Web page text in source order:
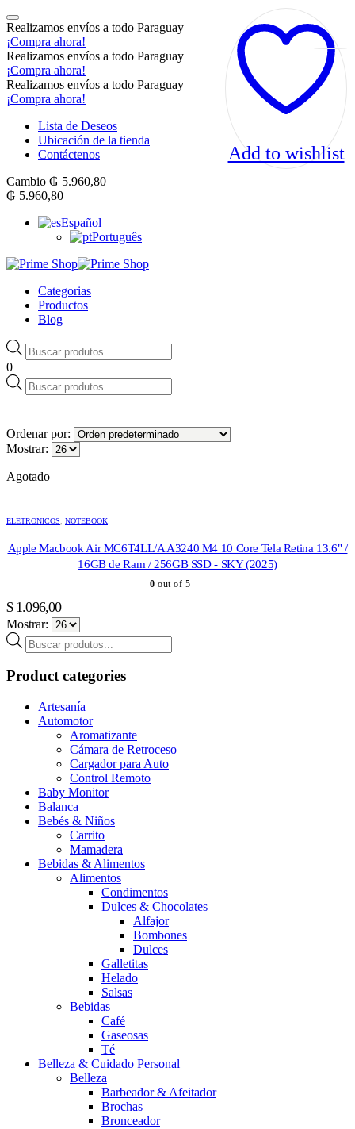
Realizamos envíos a todo Paraguay
¡Compra ahora!
Realizamos envíos a todo Paraguay
¡Compra ahora!
Realizamos envíos a todo Paraguay
¡Compra ahora!
Lista de Deseos
Ubicación de la tienda
Contáctenos
Cambio ₲ 5.960,80
₲ 5.960,80
Español
Português
Categorias
Productos
Blog
Products
search
0
Products
search
Ordenar por:
Mostrar:
Agotado
Add to wishlist
ELETRONICOS NOTEBOOK
Apple Macbook Air MC6T4LL/A A3240 M4 10 Core Tela Retina 13.6" /
16GB de Ram / 256GB SSD - SKY (2025)
0 out of 5
$1.096,00
Mostrar:
Products
search
Product categories
Artesanía
Automotor
Aromatizante
Cámara de Retroceso
Cargador para Auto
Control Remoto
Baby Monitor
Balanca
Bebés & Niños
Carrito
Mamadera
Bebidas & Alimentos
Alimentos
Condimentos
Dulces & Chocolates
Alfajor
Bombones
Dulces
Galletitas
Helado
Salsas
Bebidas
Café
Gaseosas
Té
Belleza & Cuidado Personal
Belleza
Barbeador & Afeitador
Brochas
Bronceador